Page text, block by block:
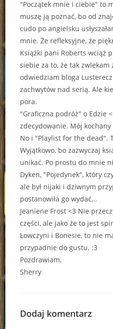
"Początek mnie i ciebie" to
muszę ją poznać, bo od
cudo po angielsku
mnie. Że refleksyjne, że
Książki pani Roberts wciąż
siebie za to, że tak zwlekam
odwiedziam bloga
zachwytów nad serią. Ale
pora.
"Graficzna podróż" o Edzie
zdecydowanie. Mój
No i "Playlist for the dead".
Wyjątkowo, bo zazwyczaj
unikać. Po prostu do mnie
Dyken, "Pojedynek", który
ale był nijaki i dziwnym
postanowiła go wydać…
Jeaniene Frost <3 Nie
części, ale jako że to jest
Łowczyni i Bonesie, to nie
przypadnie do gustu. :3
Pozdrawiam,
Sherry
Dodaj komentarz